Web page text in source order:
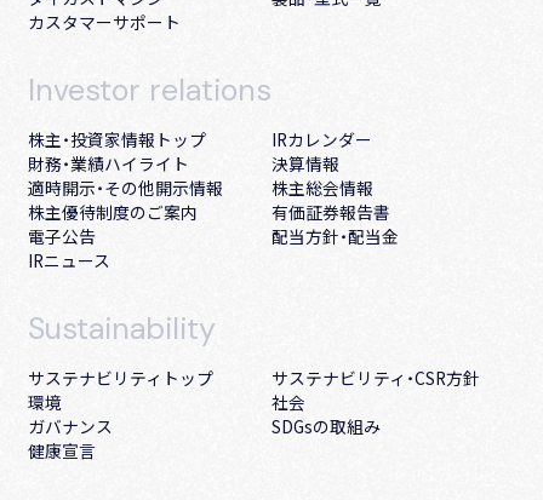
カスタマーサポート
Investor relations
株主・投資家情報トップ
IRカレンダー
財務・業績ハイライト
決算情報
適時開示・その他開示情報
株主総会情報
株主優待制度のご案内
有価証券報告書
電子公告
配当方針・配当金
IRニュース
Sustainability
サステナビリティトップ
サステナビリティ・CSR方針
環境
社会
ガバナンス
SDGsの取組み
健康宣言